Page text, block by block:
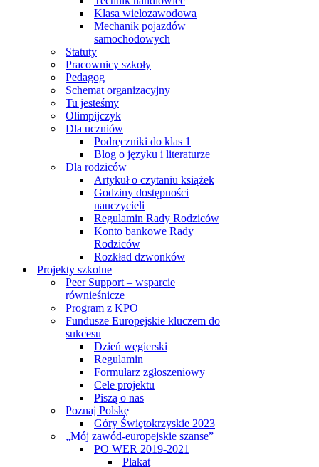
Klasa wielozawodowa
Mechanik pojazdów
samochodowych
Statuty
Pracownicy szkoły
Pedagog
Schemat organizacyjny
Tu jesteśmy
Olimpijczyk
Dla uczniów
Podręczniki do klas 1
Blog o języku i literaturze
Dla rodziców
Artykuł o czytaniu książek
Godziny dostępności
nauczycieli
Regulamin Rady Rodziców
Konto bankowe Rady
Rodziców
Rozkład dzwonków
Projekty szkolne
Peer Support – wsparcie
równieśnicze
Program z KPO
Fundusze Europejskie kluczem do
sukcesu
Dzień węgierski
Regulamin
Formularz zgłoszeniowy
Cele projektu
Piszą o nas
Poznaj Polskę
Góry Świętokrzyskie 2023
„Mój zawód-europejskie szanse”
PO WER 2019-2021
Plakat